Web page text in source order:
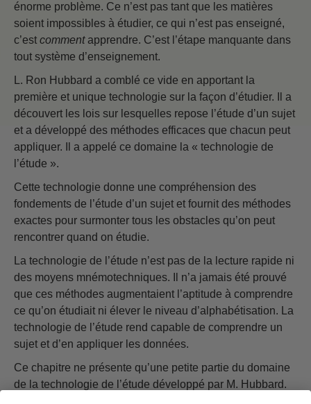
énorme problème. Ce n’est pas tant que les matières
soient impossibles à étudier, ce qui n’est pas enseigné,
c’est commentapprendre. C’est l’étape manquante dans
tout système d’enseignement.
L. Ron Hubbard a comblé ce vide en apportant la
première et unique technologie sur la façon d’étudier. Il a
découvert les lois sur lesquelles repose l’étude d’un sujet
et a développé des méthodes efficaces que chacun peut
appliquer. Il a appelé ce domaine la « technologie de
l’étude ».
Cette technologie donne une compréhension des
fondements de l’étude d’un sujet et fournit des méthodes
exactes pour surmonter tous les obstacles qu’on peut
rencontrer quand on étudie.
La technologie de l’étude n’est pas de la lecture rapide ni
des moyens mnémotechniques. Il n’a jamais été prouvé
que ces méthodes augmentaient l’aptitude à comprendre
ce qu’on étudiait ni élever le niveau d’alphabétisation. La
technologie de l’étude rend capable de comprendre un
sujet et d’en appliquer les données.
Ce chapitre ne présente qu’une petite partie du domaine
de la technologie de l’étude développé par M. Hubbard.